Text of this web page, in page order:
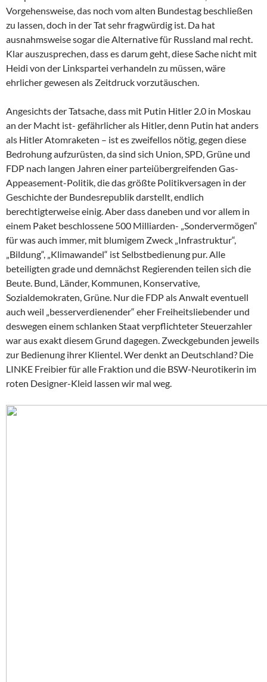
Vorgehensweise, das noch vom alten Bundestag beschließen
zu lassen, doch in der Tat sehr fragwürdig ist. Da hat
ausnahmsweise sogar die Alternative für Russland mal recht.
Klar auszusprechen, dass es darum geht, diese Sache nicht mit
Heidi von der Linkspartei verhandeln zu müssen, wäre
ehrlicher gewesen als Zeitdruck vorzutäuschen.
Angesichts der Tatsache, dass mit Putin Hitler 2.0 in Moskau
an der Macht ist- gefährlicher als Hitler, denn Putin hat anders
als Hitler Atomraketen – ist es zweifellos nötig, gegen diese
Bedrohung aufzurüsten, da sind sich Union, SPD, Grüne und
FDP nach langen Jahren einer parteiübergreifenden Gas-
Appeasement-Politik, die das größte Politikversagen in der
Geschichte der Bundesrepublik darstellt, endlich
berechtigterweise einig. Aber dass daneben und vor allem in
einem Paket beschlossene 500 Milliarden- „Sondervermögen“
für was auch immer, mit blumigem Zweck „Infrastruktur“,
„Bildung“, „Klimawandel“ ist Selbstbedienung pur. Alle
beteiligten grade und demnächst Regierenden teilen sich die
Beute. Bund, Länder, Kommunen, Konservative,
Sozialdemokraten, Grüne. Nur die FDP als Anwalt eventuell
auch weil „besserverdienender“ eher Freiheitsliebender und
deswegen einem schlanken Staat verpflichteter Steuerzahler
war aus exakt diesem Grund dagegen. Zweckgebunden jeweils
zur Bedienung ihrer Klientel. Wer denkt an Deutschland? Die
LINKE Freibier für alle Fraktion und die BSW-Neurotikerin im
roten Designer-Kleid lassen wir mal weg.